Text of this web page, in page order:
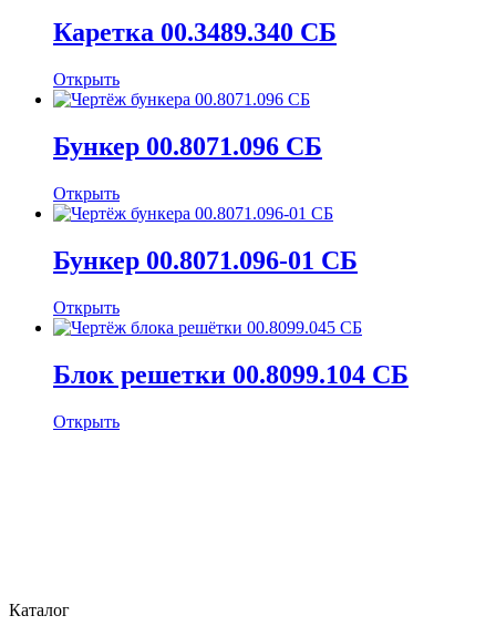
Каретка 00.3489.340 СБ
Открыть
Бункер 00.8071.096 СБ
Открыть
Бункер 00.8071.096-01 СБ
Открыть
Блок решетки 00.8099.104 СБ
Открыть
Каталог